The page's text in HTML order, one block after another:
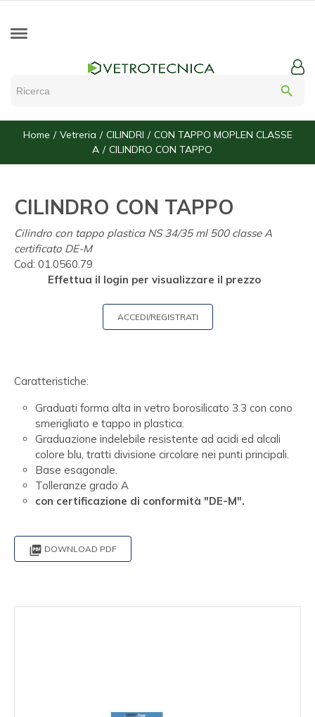
search
Home Vetreria CILINDRI
CON TAPPO MOPLEN CLASSE
A
CILINDRO CON TAPPO
CILINDRO CON TAPPO
Cilindro con tappo plastica NS 34/35 ml 500 classe A
certificato DE-M
Cod: 01.0560.79
Effettua il login per visualizzare il prezzo
ACCEDI/REGISTRATI
Caratteristiche:
Graduati forma alta in vetro borosilicato 3.3 con cono
smerigliato e tappo in plastica.
Graduazione indelebile resistente ad acidi ed alcali
colore blu, tratti divisione circolare nei punti principali.
Base esagonale.
Tolleranze grado A
con certificazione di conformità "DE-M".
 DOWNLOAD PDF